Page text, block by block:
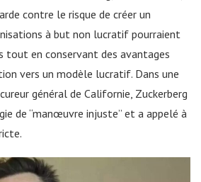
contre le risque de créer un
à but non lucratif pourraient
tout en conservant des avantages
vers un modèle lucratif. Dans une
général de Californie, Zuckerberg
de “manœuvre injuste” et a appelé à